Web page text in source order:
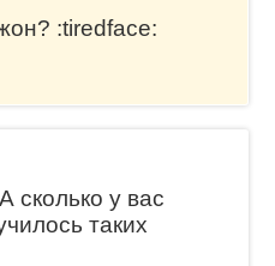
:tiredface:
сколько у вас
таких